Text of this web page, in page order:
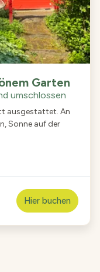
Garten
umschlossen
ausgestattet. An
Sonne auf der
Hier buchen